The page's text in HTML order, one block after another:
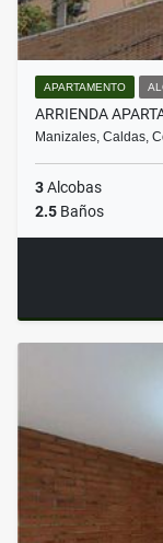
APARTAMENTO
ARRIENDA
Manizales, Caldas,
3Alcobas
2.5 Baños